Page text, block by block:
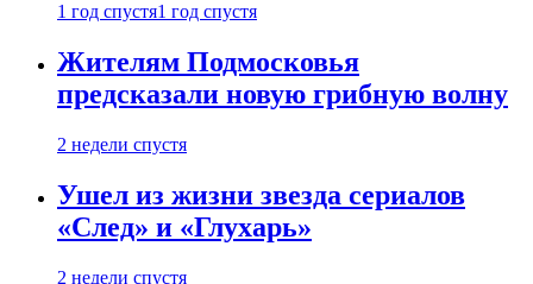
1 год спустя1 год спустя
Жителям Подмосковья
предсказали новую грибную волну
2 недели спустя
Ушел из жизни звезда сериалов
«След» и «Глухарь»
2 недели спустя